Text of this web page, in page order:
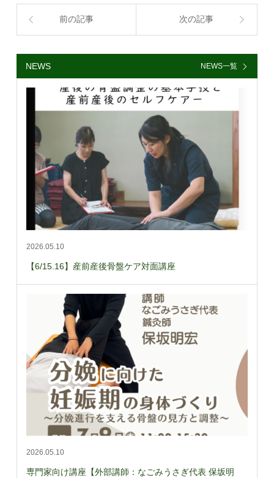
前の記事 次の記事
NEWS NEWS一覧
2026.05.10
【6/15.16】産前産後骨盤ケア対面講座
2026.05.10
専門家向け講座【外部講師：なごみうさぎ代表 保坂明